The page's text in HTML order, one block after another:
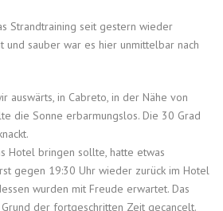
Strandtraining seit gestern wieder
und sauber war es hier unmittelbar nach
auswärts, in Cabreto, in der Nähe von
die Sonne erbarmungslos. Die 30 Grad
Hotel bringen sollte, hatte etwas
gegen 19:30 Uhr wieder zurück im Hotel
wurden mit Freude erwartet. Das
der fortgeschritten Zeit gecancelt.